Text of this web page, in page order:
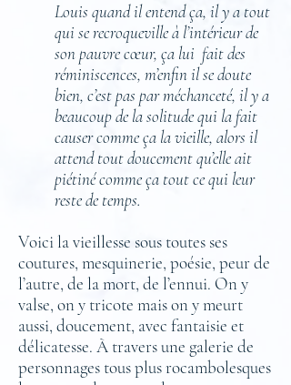
Louis quand il entend ça, il y a tout
qui se recroqueville à l’intérieur de
son pauvre cœur, ça lui fait des
réminiscences, m’enfin il se doute
bien, c’est pas par méchanceté, il y a
beaucoup de la solitude qui la fait
causer comme ça la vieille, alors il
attend tout doucement qu’elle ait
piétiné comme ça tout ce qui leur
reste de temps.
Voici la vieillesse sous toutes ses
coutures, mesquinerie, poésie, peur de
l’autre, de la mort, de l’ennui. On y
valse, on y tricote mais on y meurt
aussi, doucement, avec fantaisie et
délicatesse. À travers une galerie de
personnages tous plus rocambolesques